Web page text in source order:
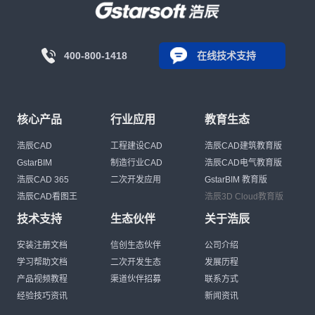
400-800-1418 在线技术支持
核心产品
浩辰CAD
GstarBIM
浩辰CAD 365
浩辰CAD看图王
行业应用
工程建设CAD
制造行业CAD
二次开发应用
教育生态
浩辰CAD建筑教育版
浩辰CAD电气教育版
GstarBIM 教育版
浩辰3D Cloud教育版
技术支持
安装注册文档
学习帮助文档
产品视频教程
经验技巧资讯
生态伙伴
信创生态伙伴
二次开发生态
渠道伙伴招募
关于浩辰
公司介绍
发展历程
联系方式
新闻资讯